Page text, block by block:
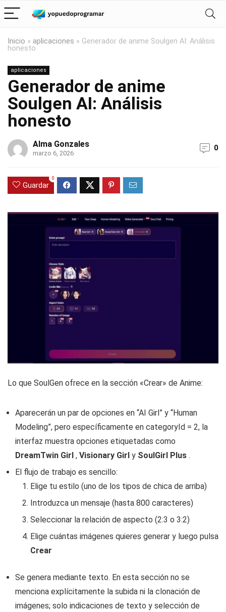
Inicio » aplicaciones » Generador de anime Soulgen AI: Análisis
honesto
aplicaciones
Generador de anime
Soulgen AI: Análisis
honesto
Alma Gonzales
marzo 6, 2026
0
Guardar
0
Lo que SoulGen ofrece en la sección «Crear» de Anime:
Aparecerán un par de opciones en “AI Girl” y “Human
Modeling”, pero específicamente en categoryId = 2, la
interfaz muestra opciones etiquetadas como
DreamTwin Girl , Visionary Girl y SoulGirl Plus .
El flujo de trabajo es sencillo:
Elige tu estilo (uno de los tipos de chica de arriba)
Introduzca un mensaje (hasta 800 caracteres)
Seleccionar la relación de aspecto (2:3 o 3:2)
Elige cuántas imágenes quieres generar y luego pulsa
Crear
Se genera mediante texto. En esta sección no se
menciona explícitamente la subida ni la clonación de
imágenes; solo indicaciones de texto y selección de